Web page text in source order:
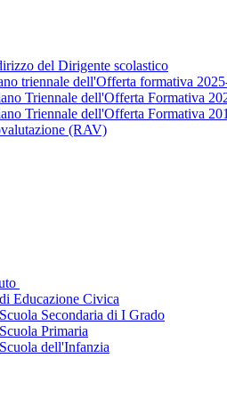
del Dirigente scolastico
triennale dell'Offerta formativa
Triennale dell'Offerta Formativa
Triennale dell'Offerta Formativa
(RAV)
Educazione Civica
Secondaria di I Grado
Primaria
dell'Infanzia